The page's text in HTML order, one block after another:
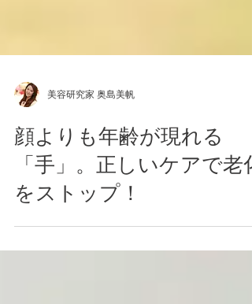
顔よりも年齢が現れる
「手」。正しいケアで老化
をストップ！